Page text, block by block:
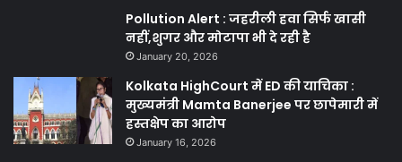
Pollution Alert : जहरीली हवा सिर्फ खासी
नहीं,शुगर और मोटापा भी दे रही है
January 20, 2026
Kolkata HighCourt में ED की याचिका :
मुख्यमंत्री Mamta Banerjee पर छापेमारी में
हस्तक्षेप का आरोप
January 16, 2026